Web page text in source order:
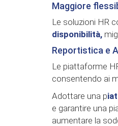
Maggiore
Le soluzioni HR
disponibilità,
Reportistica e
Le piattaforme
consentendo ai
Adottare una p
e garantire una
aumentare la